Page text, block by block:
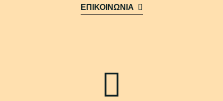
ΕΠΙΚΟΙΝΩΝΙΑ